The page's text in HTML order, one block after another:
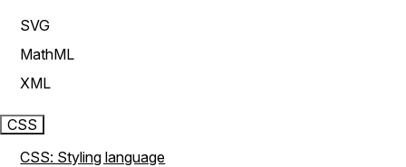
SVG
MathML
XML
CSS
CSS: Styling language